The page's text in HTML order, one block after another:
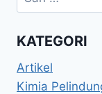
KATEGORI
Artikel
Kimia